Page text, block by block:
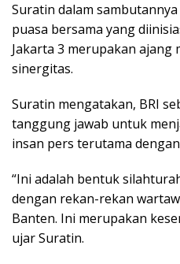
Suratin dalam
puasa bersama yang
Jakarta 3 merupakan
sinergitas.
Suratin mengatakan, BRI
tanggung jawab untuk
insan pers terutama
“Ini adalah bentuk
dengan rekan-rekan
Banten. Ini merupakan
ujar Suratin.